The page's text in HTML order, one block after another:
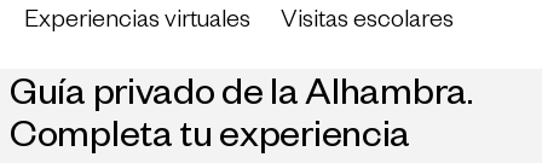
Experiencias virtuales
Visitas escolares
Guía privado de la Alhambra.
Completa tu experiencia